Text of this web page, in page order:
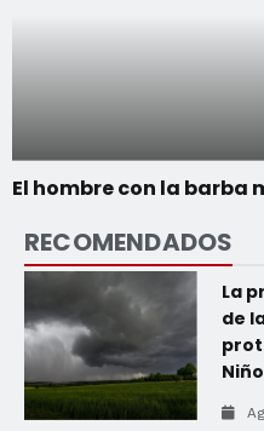
El hombre con la barba
RECOMENDADOS
La
de
Niño